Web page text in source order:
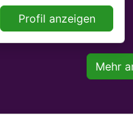
Profil anzeigen
Mehr